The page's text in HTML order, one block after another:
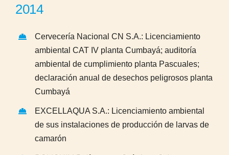
2014
Cervecería Nacional CN S.A.: Licenciamiento
ambiental CAT IV planta Cumbayá; auditoría
ambiental de cumplimiento planta Pascuales;
declaración anual de desechos peligrosos planta
Cumbayá
EXCELLAQUA S.A.: Licenciamiento ambiental
de sus instalaciones de producción de larvas de
camarón